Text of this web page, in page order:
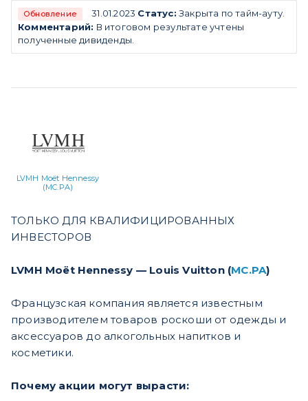
Обновление 31.01.2023 Статус: Закрыта по тайм-ауту.
Комментарий: В итоговом результате учтены
полученные дивиденды.
LVMH Moët Hennessy
(MC.PA)
ТОЛЬКО ДЛЯ КВАЛИФИЦИРОВАННЫХ
ИНВЕСТОРОВ
LVMH Moët Hennessy — Louis Vuitton (MC.PA)
Французская компания является известным
производителем товаров роскоши от одежды и
аксессуаров до алкогольных напитков и
косметики.
Почему акции могут вырасти: